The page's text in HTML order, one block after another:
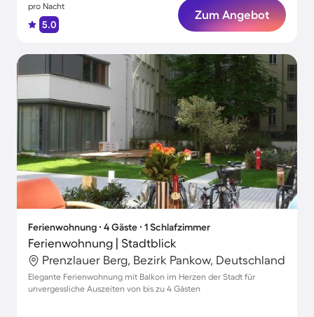
pro Nacht
5.0
Zum Angebot
Ferienwohnung ∙ 4 Gäste ∙ 1 Schlafzimmer
Ferienwohnung | Stadtblick
Prenzlauer Berg, Bezirk Pankow, Deutschland
Elegante Ferienwohnung mit Balkon im Herzen der Stadt für
unvergessliche Auszeiten von bis zu 4 Gästen